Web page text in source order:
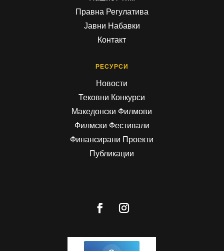
Правна Регулатива
Јавни Набавки
Контакт
РЕСУРСИ
Новости
Тековни Конкурси
Македонски Филмови
Филмски Фестивали
Финансирани Проекти
Публикации